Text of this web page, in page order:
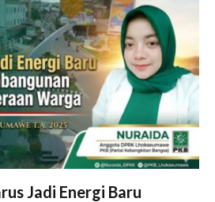
Jadi Energi Baru